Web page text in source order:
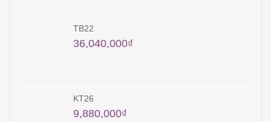
TB22
36,040,000₫
KT26
9,880,000₫